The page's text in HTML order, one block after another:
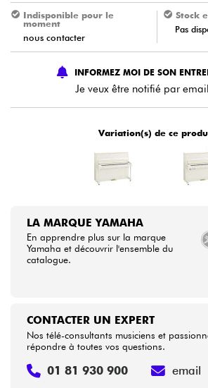
Violons & Quatuor
Eveil Musical
Câbles & Access.
Indisponible pour le
moment
nous contacter
Stock
Pas
INFORMEZ MOI DE SON
Je veux être notifié par email
Variation(s) de ce
LA MARQUE YAMAHA
En apprendre plus sur la marque
Yamaha et découvrir l'ensemble du
catalogue.
CONTACTER UN EXPERT
Nos télé-consultants musiciens et
répondre à toutes vos questions.
01 81 930 900 email